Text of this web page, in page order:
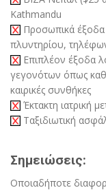
Kathmandu
Προσωπικά
πλυντηρίου,
Επιπλέον έξοδα
γεγονότων όπως
καιρικές συνθήκες
Έκτακτη ιατρική
Ταξιδιωτική
Σημειώσεις:
Οποιαδήποτε